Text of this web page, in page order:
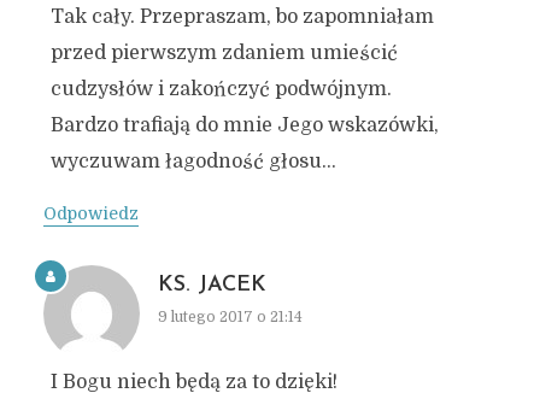
Tak cały. Przepraszam, bo zapomniałam
przed pierwszym zdaniem umieścić
cudzysłów i zakończyć podwójnym.
Bardzo trafiają do mnie Jego wskazówki,
wyczuwam łagodność głosu…
Odpowiedz
KS. JACEK
9 lutego 2017 o 21:14
I Bogu niech będą za to dzięki!